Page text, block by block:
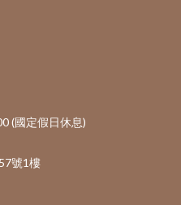
(國定假日休息)
號1樓